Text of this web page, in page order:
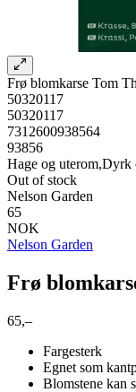
Frø blomkarse Tom
50320117
50320117
7312600938564
93856
Hage og uterom,Dyrk
Out of stock
Nelson Garden
65
NOK
Nelson Garden
Frø
65,–
Fargesterk
Egnet som
Blomstene kan